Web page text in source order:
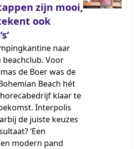
zijn mooi,
ook
naar
Voor
de Boer was de
Beach hét
klaar te
Interpolis
de juiste keuzes
‘Een
modern pand